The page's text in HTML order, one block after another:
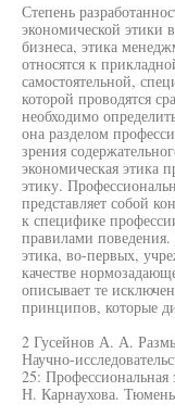
Степень
экономической этики
бизнеса, этика
относятся к
самостоятельной,
которой проводятся
необходимо
она разделом
зрения
экономическая этика
этику.
представляет собой
к специфике
правилами поведения.
этика, во-первых,
качестве
описывает те
принципов, которые
2 Гусейнов А. А.
Научно-
25:
Н. Карнаухова.